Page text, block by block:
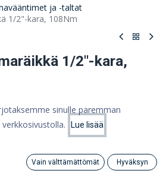
Lisää ostoskoriin
Category
ja -taltat
1/2"-kara, 108Nm
1/2"-kara,
Lisää ostoskoriin
sinulle paremman
Lue lisää
Vain välttämättömät Hyväksyn